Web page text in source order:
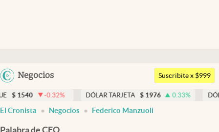
Argentina
Negocios
Members
Economía y Política
Finanzas y Mercados
Suscribite x $999
-0.32% DÓLAR TARJETA $ 1976 0.33 % DÓLAR
El Cronista Negocios Federico Manzuoli
Palabra de CEO